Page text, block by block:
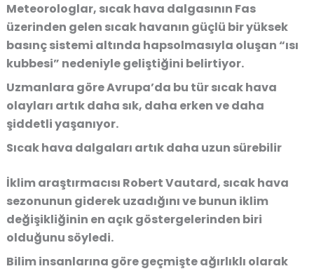
Meteorologlar, sıcak hava dalgasının Fas
üzerinden gelen sıcak havanın güçlü bir yüksek
basınç sistemi altında hapsolmasıyla oluşan “ısı
kubbesi” nedeniyle geliştiğini belirtiyor.
Uzmanlara göre Avrupa’da bu tür sıcak hava
olayları artık daha sık, daha erken ve daha
şiddetli yaşanıyor.
Sıcak hava dalgaları artık daha uzun sürebilir
İklim araştırmacısı Robert Vautard, sıcak hava
sezonunun giderek uzadığını ve bunun iklim
değişikliğinin en açık göstergelerinden biri
olduğunu söyledi.
Bilim insanlarına göre geçmişte ağırlıklı olarak